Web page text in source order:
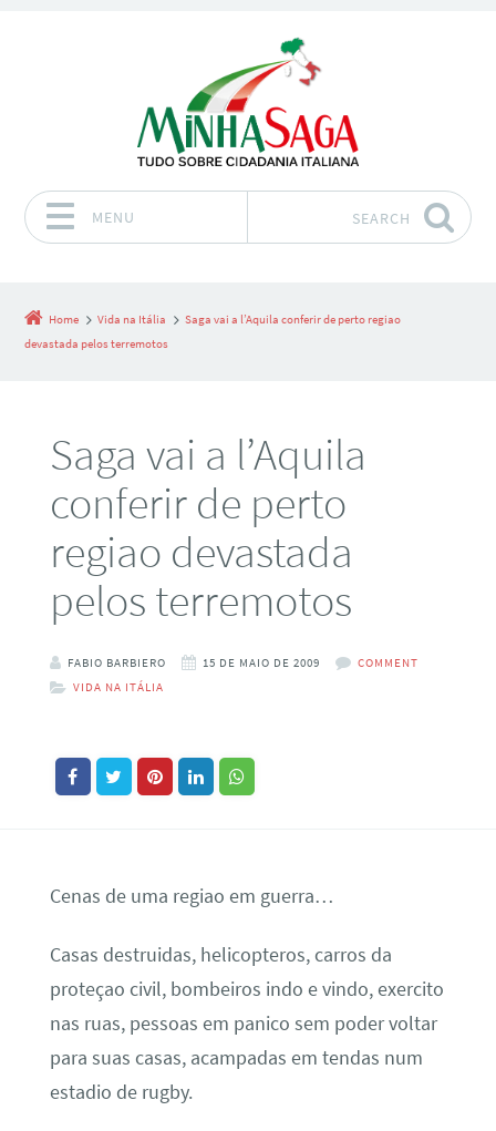
MENU SEARCH
Home Vida na Itália
Saga vai a l’Aquila conferir de perto regiao
devastada pelos terremotos
Saga vai a l’Aquila
conferir de perto
regiao devastada
pelos terremotos
FABIO BARBIERO 15 DE MAIO DE 2009
COMMENT
VIDA NA ITÁLIA
Cenas de uma regiao em guerra…
Casas destruidas, helicopteros, carros da
proteçao civil, bombeiros indo e vindo, exercito
nas ruas, pessoas em panico sem poder voltar
para suas casas, acampadas em tendas num
estadio de rugby.